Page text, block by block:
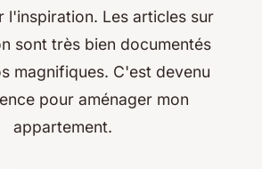
l'inspiration. Les articles sur
sont très bien documentés
magnifiques. C'est devenu
pour aménager mon
appartement.